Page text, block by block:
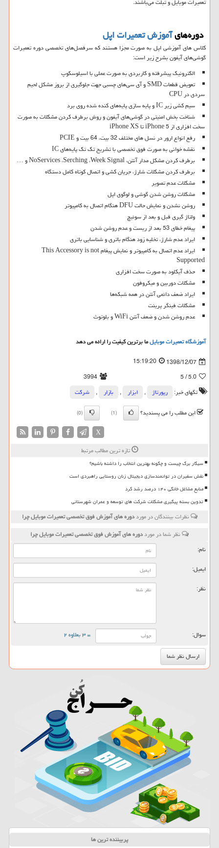
دوره‌هایآموزش تعمیرات اپل
کلاس های آموزشی اپل به صورت مجزا هستند که سرفصل‌های تخصصی دوره تعمیرات
گوشی‌های آیفون بشرح زیر است:
الکترونیک پیشرفته و کاربردی به صورت عملی با اسیلوسکوپ
تعویض قطعات SMD و آی سی‌های چسبی جهت جلوگیری از بروز مشکل لحیم
سردی در CPU
سیم کشی زیر IC و پایه سازی پایه‌های کنده شده روی برد
شناخت بخش امنیتی در گوشی‌های آیفون و روش برطرف کردن مشکلات به صورت
سخت افزاری از iPhone 5 تا iPhone XS
رفع انواع ارور در نسل های مختلف 32 بیت، 64 بیت و PCIE
نقشه خوانی به صورت فوق تخصصی با تشریح تک تک پایه‌های IC
برطرف کردن مشکل مدار آنتن، NoServices ،Serching ،Week Signal و …
برطرف کردن مشکلات شارژ، جریان کشی و اتصال کوتاه کامل دستگاه
مشکلات عدم تصویر
مشکلات روشن شدن گوشی و لوگوی اپل
روشن نشدن و نمایش حالت DFU هنگام اتصال به کامپیوتر
ولتاژ گیری قبل و بعد از سوئیچ
پیغام خطای 53 بعد از ریست و عدم روشن شدن
ایراد عدم شارژ، تخلیه زود هنگام باتری و شناسایی باتری
ایراد عدم اتصال به کامپیوتر و نمایش پیغام This Accessory is not
Supported
حذف آیکلود به صورت سخت افزاری
مشکلات دوربین و میکروفون
ایراد ضعف دائمی آنتن در همه شبکه‌ها
مشکلات فینگر پرینت
عدم روشن شدن و ضعف آنتن WiFi و بلوتوث
آموزشگاه تعمیرات موبایلما برترین کیفیت را ارائه می دهد
1398/12/07
15:19:20
5.0
/ 5
3994
تگهای خبر:
رپورتاژ , ابزار , بازار ,
شركت
این مطلب را می پسندید؟
(1)
(0)
X
تازه ترین مطالب مرتبط
سیگار برگ چیست و چگونه بهترین انتخاب را داشته باشیم؟
نقش سفیران در توانمندسازی دیجیتال زنان روستایی راهبردی است
منابع مشاغل خانگی ۱۴۰ درصد رشد کرد
تدوین بسته پیگیری مشکلات شرکت های توسعه و عمران شهرستانی
نظرات بینندگان در مورددوره های آموزش فوق تخصصی تعمیرات موبایل چرا
نظر شما در مورددوره های آموزش فوق تخصصی تعمیرات موبایل چرا
نام:
ایمیل:
نظر:
سوال: = ۳ بعلاوه ۲
پربیننده ترین ها